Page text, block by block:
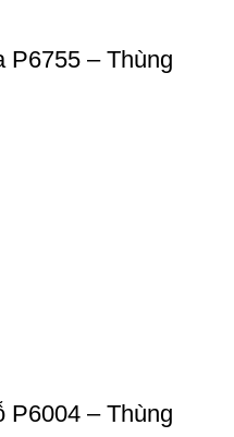
P6755 – Thùng
P6004 – Thùng